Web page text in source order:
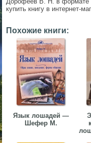
купить книгу в интернет-
Похожие книги:
Язык лошадей —
Шефер М.
▼
▼